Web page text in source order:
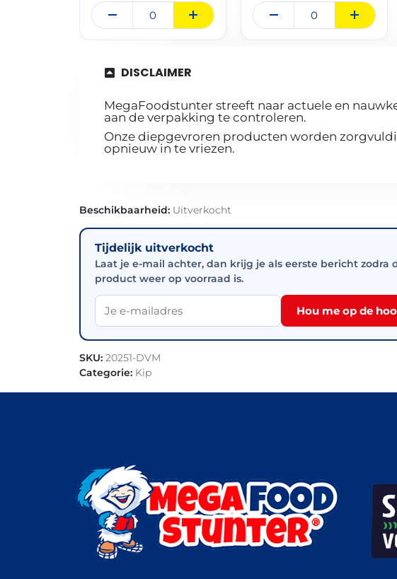
DISCLAIMER
MegaFoodstunter streeft naar actuele en
aan de verpakking te controleren.
Onze diepgevroren producten worden
opnieuw in te vriezen.
Beschikbaarheid: Uitverkocht
Tijdelijk uitverkocht
Laat je e-mail achter, dan krijg je als eerste bericht zodra
product weer op voorraad is.
Hou me op de
SKU: 20251-DVM
Categorie: Kip